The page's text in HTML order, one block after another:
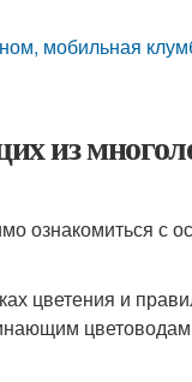
мобильная
из
ознакомиться с
цветения и
цветоводам